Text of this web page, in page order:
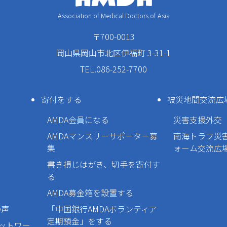
Association of Medical Doctors of Asia
〒700-0013
岡山県岡山市北区伊福町 3-31-1
TEL.086-252-7700
寄付をする
AMDA会員になる
AMDAマンスリーサポーター募
集
書き損じはがき、切手を寄付す
る
AMDA募金箱を設置する
「中国銀行AMDAボランティア
定期預金」をする
被災地間交流広
災害支援外交
南海トラフ災
ォーム交流広